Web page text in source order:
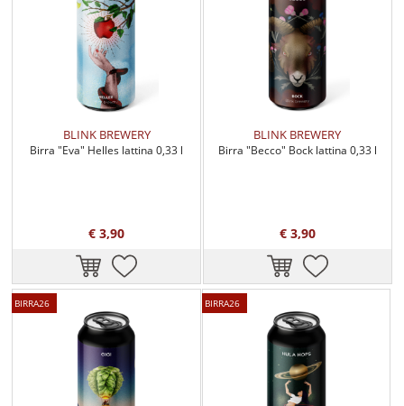
attraverso delle analisi microbiologiche e chimiche effettuate
nei punti critici del processo produttivo e finalizzate a farvi
trovare nel bicchiere una birra sempre di qualità.
Ecosostenibilità:Abbiamo a cuore l’ ecosostenibilità infatti
cerchiamo di impattare il meno possibile sull’ambiente.
Utilizziamo principalmente fusti in acciaio riutilizzabili ed il
nostro birrificio vanta un impianto fotovoltaico che ci
permette di sostenere parzialmente il nostro fabbisogno
BLINK BREWERY
Birra "Eva" Helles lattina 0,33 l
€ 3,90
BLINK BREWERY
Birra "Becco" Bock lattina 0,33 l
€ 3,90
BIRRA26 BIRRA26